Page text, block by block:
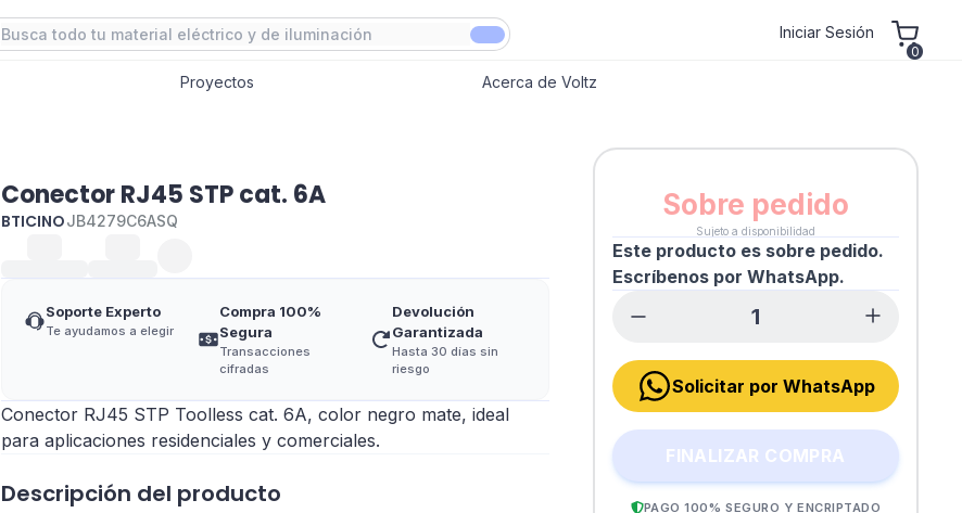
Iniciar Sesión
0
Proyectos Acerca de Voltz
Sobre pedido
Sujeto a disponibilidad
Este producto es sobre pedido.
Escríbenos por WhatsApp.
Solicitar por WhatsApp
FINALIZAR COMPRA
PAGO 100% SEGURO Y ENCRIPTADO
Conector RJ45 STP cat. 6A
BTICINOJB4279C6ASQ
Soporte Experto
Te ayudamos a elegir
Compra 100%
Segura
Transacciones
cifradas
Devolución
Garantizada
Hasta 30 días sin
riesgo
Conector RJ45 STP Toolless cat. 6A, color negro mate, ideal
para aplicaciones residenciales y comerciales.
Descripción del producto